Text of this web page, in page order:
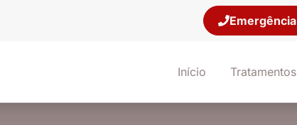
Emergência
Início Tratamentos